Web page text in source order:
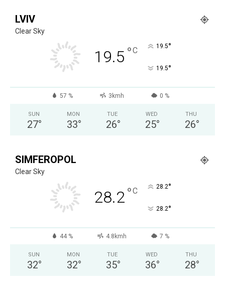
LVIV
Clear Sky
19.5 °C 19.5°
19.5°
57 % 3kmh 0 %
SUN
27°
MON
33°
TUE
26°
WED
25°
THU
26°
SIMFEROPOL
Clear Sky
28.2°C 28.2°
28.2°
44 % 4.8kmh 7 %
SUN
32°
MON
32°
TUE
35°
WED
36°
THU
28°